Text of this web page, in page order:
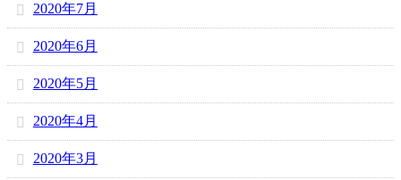
2020年7月
2020年6月
2020年5月
2020年4月
2020年3月